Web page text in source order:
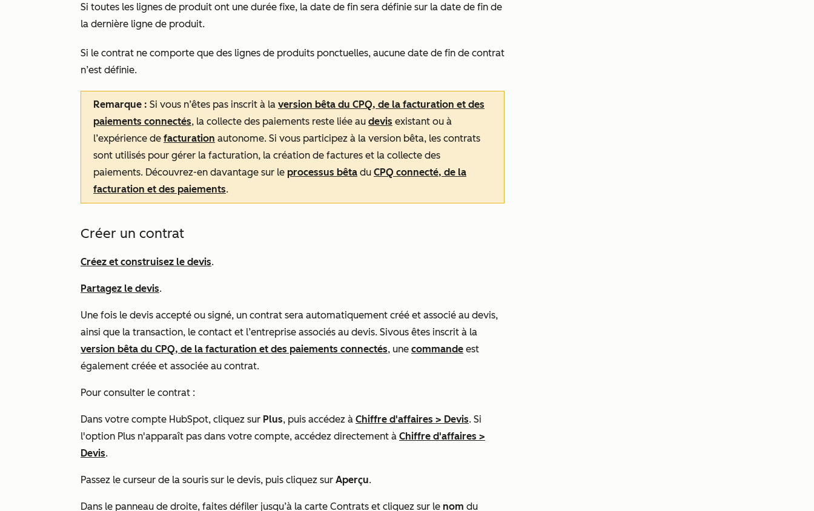
Si toutes les lignes de produit ont une durée fixe, la date de fin sera définie sur la date de fin de
la dernière ligne de produit.
Si le contrat ne comporte que des lignes de produits ponctuelles, aucune date de fin de contrat
n’est définie.
Remarque : Si vous n’êtes pas inscrit à la version bêta du CPQ, de la facturation et des
paiements connectés, la collecte des paiements reste liée au devis existant ou à
l’expérience de facturation autonome. Si vous participez à la version bêta, les contrats
sont utilisés pour gérer la facturation, la création de factures et la collecte des
paiements. Découvrez-en davantage sur le processus bêta du CPQ connecté, de la
facturation et des paiements.
Créer un contrat
Créez et construisez le devis.
Partagez le devis.
Une fois le devis accepté ou signé, un contrat sera automatiquement créé et associé au devis,
ainsi que la transaction, le contact et l’entreprise associés au devis. Sivous êtes inscrit à la
version bêta du CPQ, de la facturation et des paiements connectés, une commande est
également créée et associée au contrat.
Pour consulter le contrat :
Dans votre compte HubSpot, cliquez sur Plus, puis accédez à Chiffre d'affaires > Devis. Si
l'option Plus n'apparaît pas dans votre compte, accédez directement à Chiffre d'affaires >
Devis.
Passez le curseur de la souris sur le devis, puis cliquez sur Aperçu.
Dans le panneau de droite, faites défiler jusqu’à la carte Contrats et cliquez sur le nom du